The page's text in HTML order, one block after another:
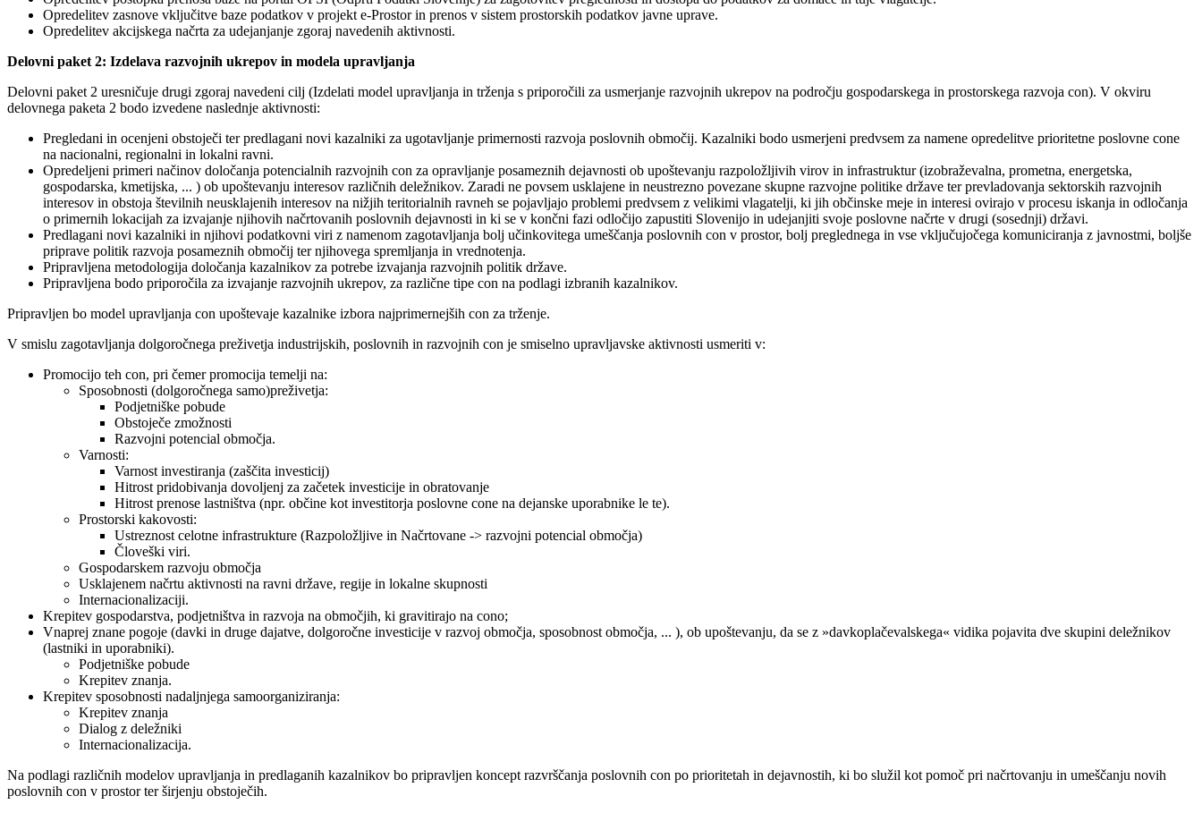
Opredelitev zasnove vključitve baze podatkov v projekt e-Prostor in prenos v sistem prostorskih podatkov javne uprave.
Opredelitev akcijskega načrta za udejanjanje zgoraj navedenih aktivnosti.
Delovni paket 2: Izdelava razvojnih ukrepov in modela upravljanja
Delovni paket 2 uresničuje drugi zgoraj navedeni cilj (Izdelati model upravljanja in trženja s priporočili za usmerjanje razvojnih ukrepov na področju gospodarskega in prostorskega razvoja con). V okviru
delovnega paketa 2 bodo izvedene naslednje aktivnosti:
Pregledani in ocenjeni obstoječi ter predlagani novi kazalniki za ugotavljanje primernosti razvoja poslovnih območij. Kazalniki bodo usmerjeni predvsem za namene opredelitve prioritetne poslovne cone
na nacionalni, regionalni in lokalni ravni.
Opredeljeni primeri načinov določanja potencialnih razvojnih con za opravljanje posameznih dejavnosti ob upoštevanju razpoložljivih virov in infrastruktur (izobraževalna, prometna, energetska,
gospodarska, kmetijska, ... ) ob upoštevanju interesov različnih deležnikov. Zaradi ne povsem usklajene in neustrezno povezane skupne razvojne politike države ter prevladovanja sektorskih razvojnih
interesov in obstoja številnih neusklajenih interesov na nižjih teritorialnih ravneh se pojavljajo problemi predvsem z velikimi vlagatelji, ki jih občinske meje in interesi ovirajo v procesu iskanja in odločanja
o primernih lokacijah za izvajanje njihovih načrtovanih poslovnih dejavnosti in ki se v končni fazi odločijo zapustiti Slovenijo in udejanjiti svoje poslovne načrte v drugi (sosednji) državi.
Predlagani novi kazalniki in njihovi podatkovni viri z namenom zagotavljanja bolj učinkovitega umeščanja poslovnih con v prostor, bolj preglednega in vse vključujočega komuniciranja z javnostmi, boljše
priprave politik razvoja posameznih območij ter njihovega spremljanja in vrednotenja.
Pripravljena metodologija določanja kazalnikov za potrebe izvajanja razvojnih politik države.
Pripravljena bodo priporočila za izvajanje razvojnih ukrepov, za različne tipe con na podlagi izbranih kazalnikov.
Pripravljen bo model upravljanja con upoštevaje kazalnike izbora najprimernejših con za trženje.
V smislu zagotavljanja dolgoročnega preživetja industrijskih, poslovnih in razvojnih con je smiselno upravljavske aktivnosti usmeriti v:
Promocijo teh con, pri čemer promocija temelji na:
Sposobnosti (dolgoročnega samo)preživetja:
Podjetniške pobude
Obstoječe zmožnosti
Razvojni potencial območja.
Varnosti:
Varnost investiranja (zaščita investicij)
Hitrost pridobivanja dovoljenj za začetek investicije in obratovanje
Hitrost prenose lastništva (npr. občine kot investitorja poslovne cone na dejanske uporabnike le te).
Prostorski kakovosti:
Ustreznost celotne infrastrukture (Razpoložljive in Načrtovane -> razvojni potencial območja)
Človeški viri.
Gospodarskem razvoju območja
Usklajenem načrtu aktivnosti na ravni države, regije in lokalne skupnosti
Internacionalizaciji.
Krepitev gospodarstva, podjetništva in razvoja na območjih, ki gravitirajo na cono;
Vnaprej znane pogoje (davki in druge dajatve, dolgoročne investicije v razvoj območja, sposobnost območja, ... ), ob upoštevanju, da se z »davkoplačevalskega« vidika pojavita dve skupini deležnikov
(lastniki in uporabniki).
Podjetniške pobude
Krepitev znanja.
Krepitev sposobnosti nadaljnjega samoorganiziranja:
Krepitev znanja
Dialog z deležniki
Internacionalizacija.
Na podlagi različnih modelov upravljanja in predlaganih kazalnikov bo pripravljen koncept razvrščanja poslovnih con po prioritetah in dejavnostih, ki bo služil kot pomoč pri načrtovanju in umeščanju novih
poslovnih con v prostor ter širjenju obstoječih.